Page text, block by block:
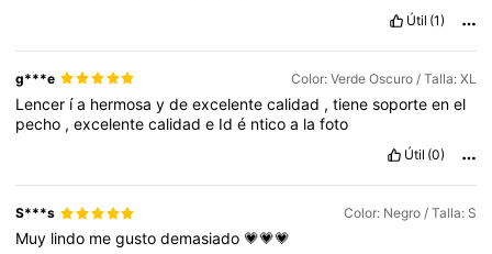
Útil (1)
g***e Color: Verde Oscuro / Talla: XL
Lencer ía hermosaydeexcelentecalidad ,tienesoporteenel
pecho ,excelentecalidade Idé nticoa lafoto
Útil (0)
S***s Color: Negro / Talla: S
Muy lindo megustodemasiado💗💗💗